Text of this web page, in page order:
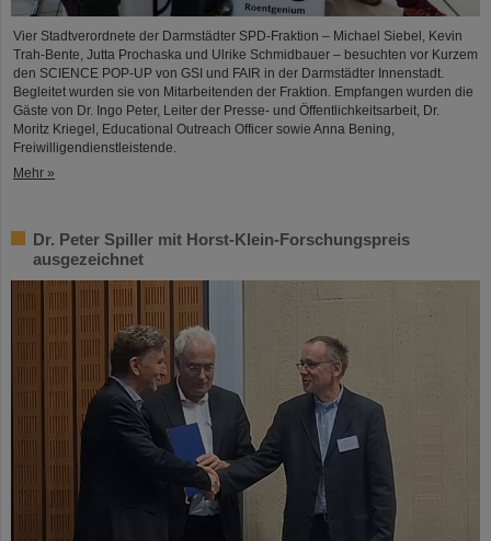
Vier Stadtverordnete der Darmstädter SPD-Fraktion – Michael Siebel, Kevin
Trah-Bente, Jutta Prochaska und Ulrike Schmidbauer – besuchten vor Kurzem
den SCIENCE POP-UP von GSI und FAIR in der Darmstädter Innenstadt.
Begleitet wurden sie von Mitarbeitenden der Fraktion. Empfangen wurden die
Gäste von Dr. Ingo Peter, Leiter der Presse- und Öffentlichkeitsarbeit, Dr.
Moritz Kriegel, Educational Outreach Officer sowie Anna Bening,
Freiwilligendienstleistende.
Mehr »
Dr. Peter Spiller mit Horst-Klein-Forschungspreis
ausgezeichnet